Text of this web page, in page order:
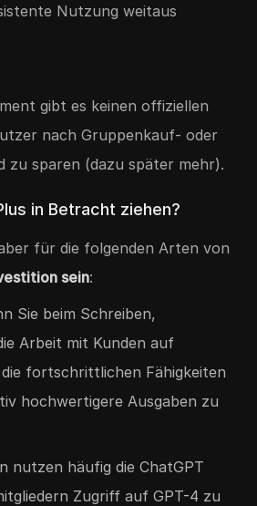
Nutzung weitaus
gibt es keinen offiziellen
nach Gruppenkauf- oder
zu sparen (dazu später mehr).
in Betracht ziehen?
für die folgenden Arten von
sein:
Sie beim Schreiben,
Arbeit mit Kunden auf
fortschrittlichen Fähigkeiten
hochwertigere Ausgaben zu
nutzen häufig die ChatGPT
Zugriff auf GPT-4 zu